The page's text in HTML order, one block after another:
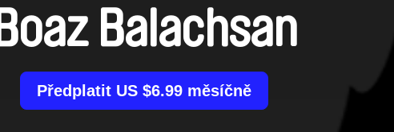
Boaz Balachsan
Předplatit US $6.99 měsíčně